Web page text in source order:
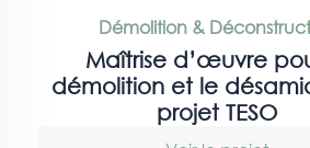
Démolition &
Maîtrise d’œuvre
démolition et le
projet TESO